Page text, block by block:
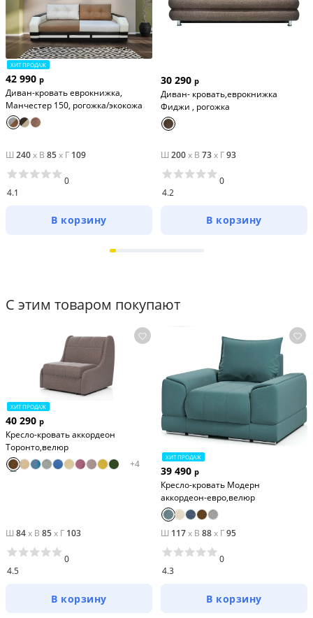
ХИТ ПРОДАЖ
42 990 р
Диван-кровать еврокнижка,
Манчестер 150, рогожка/экокожа
Ш 240x В 85x Г 109
4.1
0
В корзину
30 290 р
Диван- кровать,еврокнижка
Фиджи , рогожка
Ш 200x В 73x Г93
4.2
0
В корзину
С этим товаром покупают
ХИТ ПРОДАЖ
40 290 р
Кресло-кровать аккордеон
Торонто,велюр
+4
Ш 84x В 85x Г 103
4.5
0
В корзину
ХИТ ПРОДАЖ
39 490 р
Кресло-кровать Модерн
аккордеон-евро,велюр
Ш 117x В 88x Г95
4.3
0
В корзину